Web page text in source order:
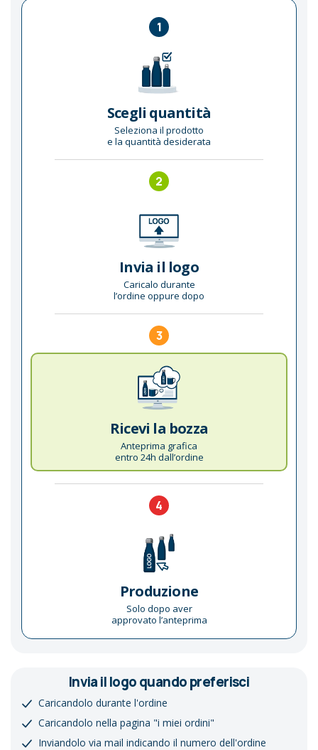
1
Scegli quantità
Seleziona il prodotto
e la quantità desiderata
2
Invia il logo
Caricalo durante
l’ordine oppure dopo
3
Ricevi la bozza
Anteprima grafica
entro 24h dall’ordine
4
Produzione
Solo dopo aver
approvato l’anteprima
Invia il logo quando preferisci
Caricandolo durante l'ordine
Caricandolo nella pagina "i miei ordini"
Inviandolo via mail indicando il numero dell'ordine